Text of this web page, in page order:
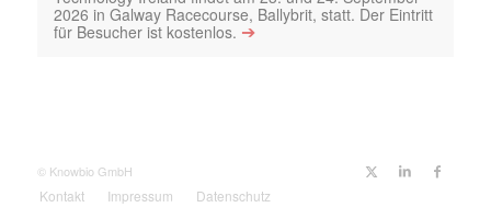
2026 in Galway Racecourse, Ballybrit, statt. Der Eintritt
für Besucher ist kostenlos. ➔
© Knowbio GmbH
Kontakt Impressum Datenschutz